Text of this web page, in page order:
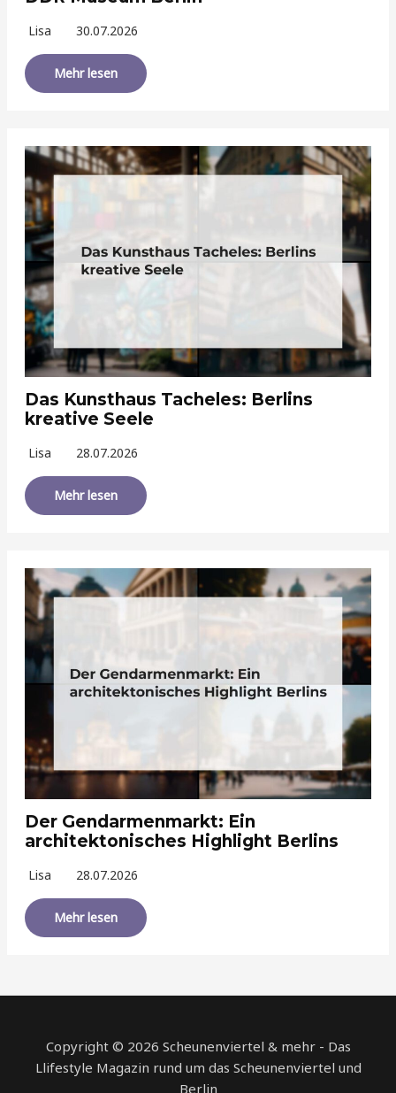
Lisa 30.07.2026
Mehr lesen
Das Kunsthaus Tacheles: Berlins
kreative Seele
Lisa 28.07.2026
Mehr lesen
Der Gendarmenmarkt: Ein
architektonisches Highlight Berlins
Lisa 28.07.2026
Mehr lesen
Copyright © 2026 Scheunenviertel & mehr - Das
Llifestyle Magazin rund um das Scheunenviertel und
Berlin